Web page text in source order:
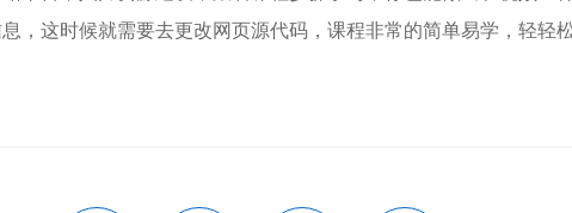
，这时候就需要去更改网页源代码，课程非常的简单易学，轻轻